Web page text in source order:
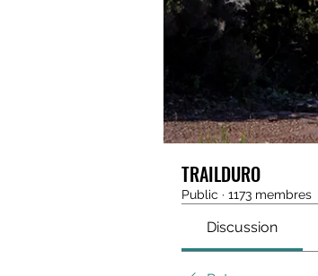
TRAILDURO
Public · 1173 membres
Discussion